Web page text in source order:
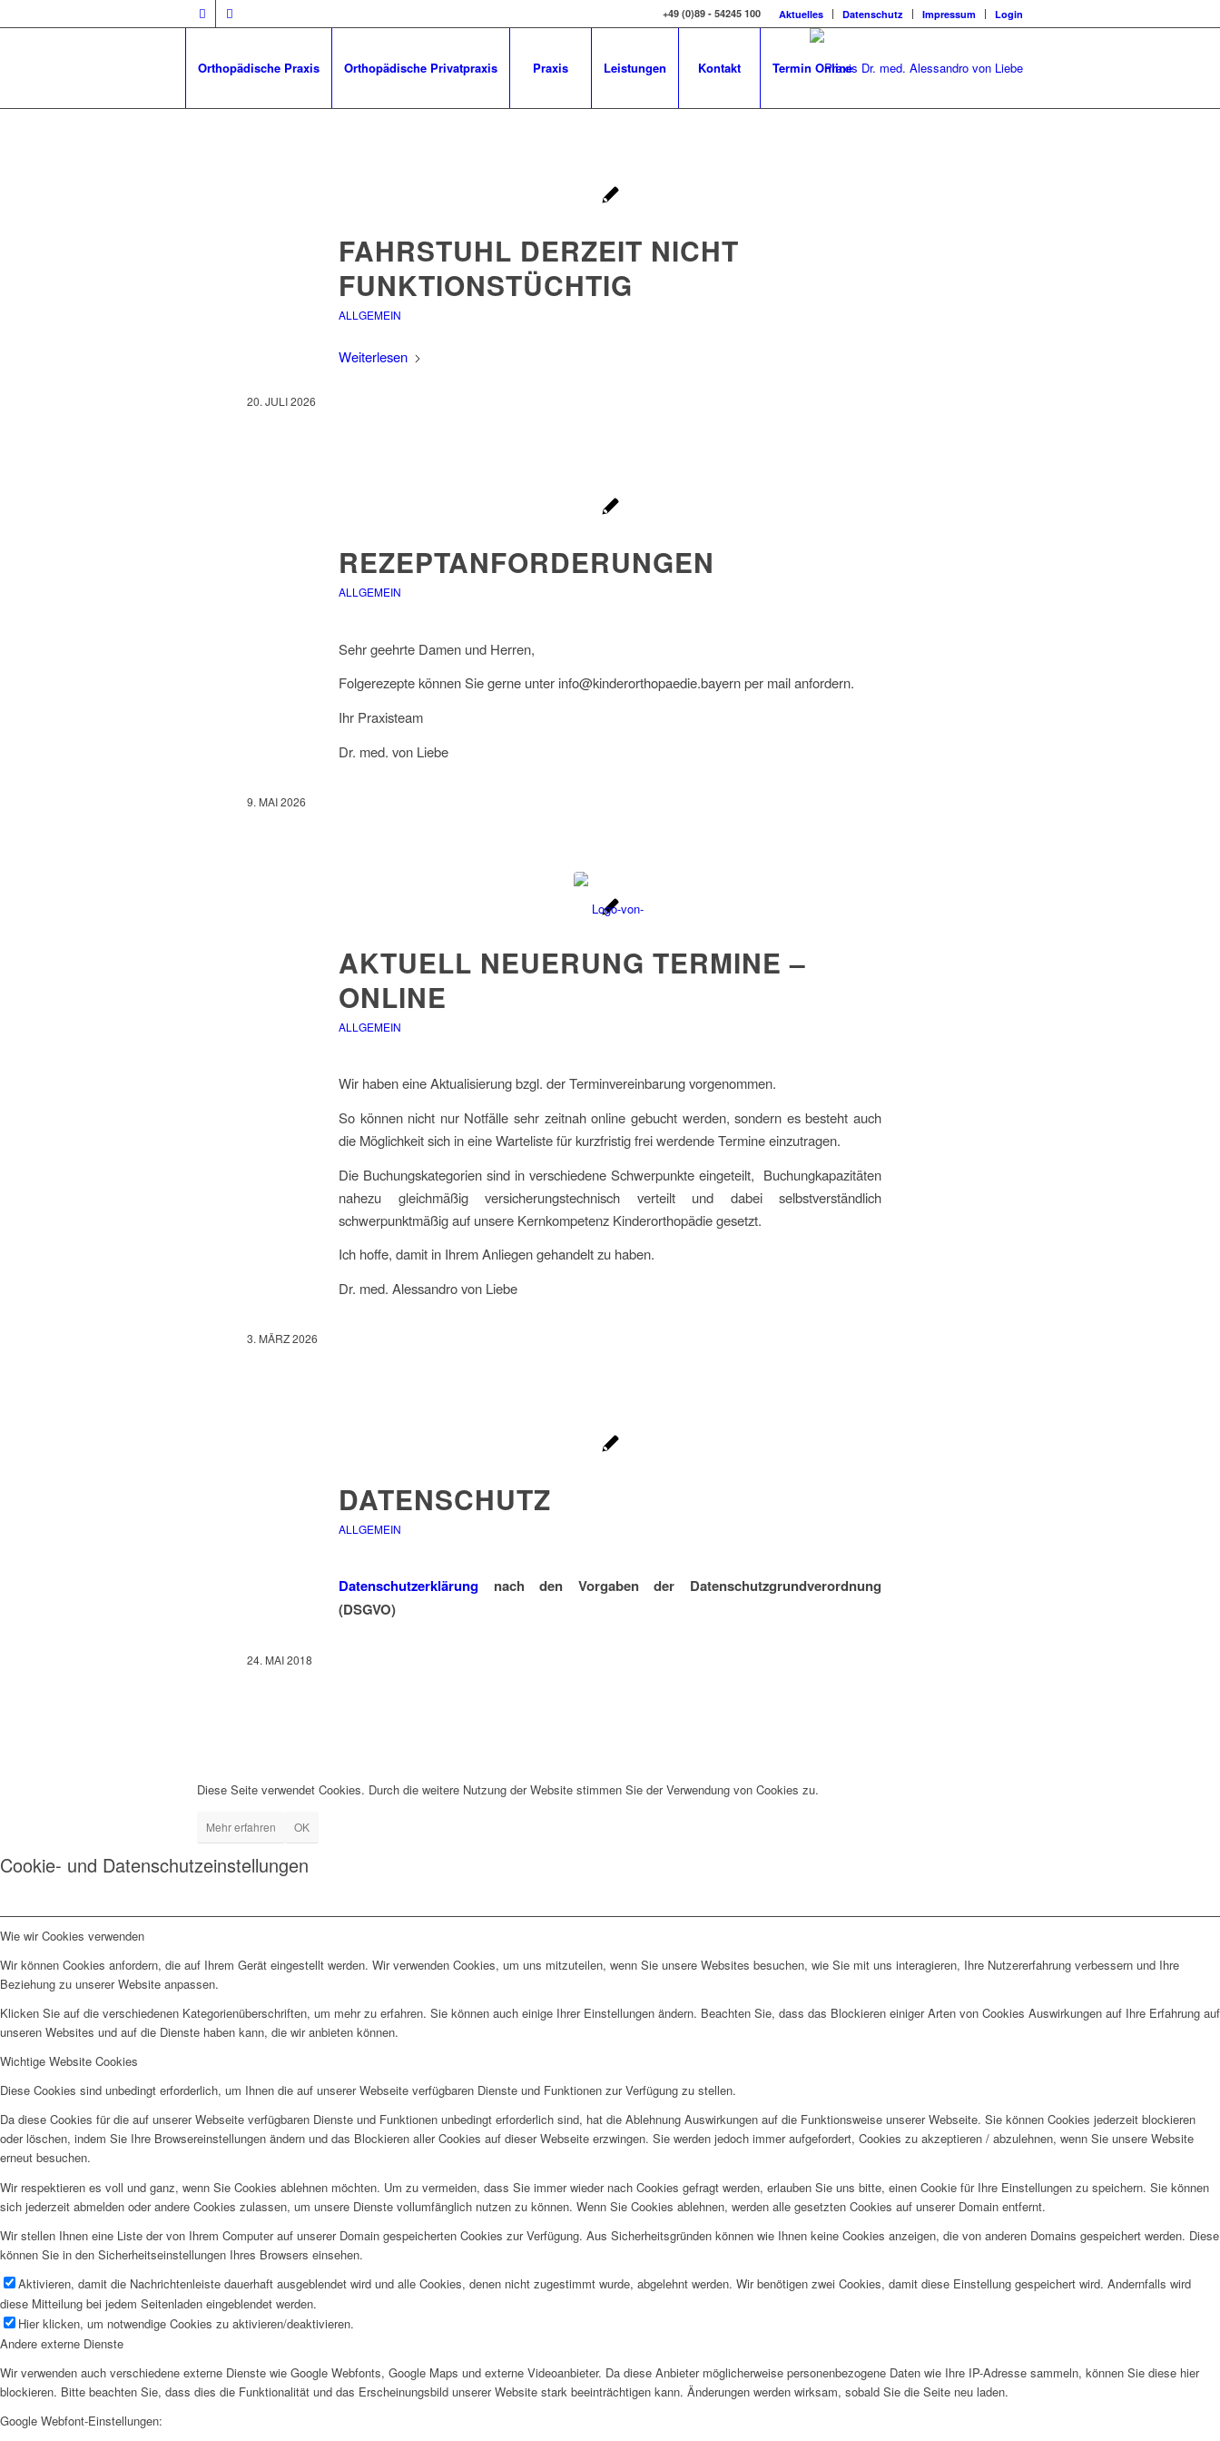
Aktuelles Datenschutz Impressum Login
+49 (0)89 - 54245 100
Orthopädische Praxis Orthopädische Privatpraxis Praxis Leistungen Kontakt Termin Online
FAHRSTUHL DERZEIT NICHT
FUNKTIONSTÜCHTIG
ALLGEMEIN
Weiterlesen
20. JULI 2026
REZEPTANFORDERUNGEN
ALLGEMEIN
Sehr geehrte Damen und Herren,
Folgerezepte können Sie gerne unter info@kinderorthopaedie.bayern per mail anfordern.
Ihr Praxisteam
Dr. med. von Liebe
9. MAI 2026
AKTUELL NEUERUNG TERMINE –
ONLINE
ALLGEMEIN
Wir haben eine Aktualisierung bzgl. der Terminvereinbarung vorgenommen.
So können nicht nur Notfälle sehr zeitnah online gebucht werden, sondern es besteht auch
die Möglichkeit sich in eine Warteliste für kurzfristig frei werdende Termine einzutragen.
Die Buchungskategorien sind in verschiedene Schwerpunkte eingeteilt, Buchungkapazitäten
nahezu gleichmäßig versicherungstechnisch verteilt und dabei selbstverständlich
schwerpunktmäßig auf unsere Kernkompetenz Kinderorthopädie gesetzt.
Ich hoffe, damit in Ihrem Anliegen gehandelt zu haben.
Dr. med. Alessandro von Liebe
3. MÄRZ 2026
DATENSCHUTZ
ALLGEMEIN
Datenschutzerklärung nach den Vorgaben der Datenschutzgrundverordnung
(DSGVO)
24. MAI 2018
Diese Seite verwendet Cookies. Durch die weitere Nutzung der Website stimmen Sie der Verwendung von Cookies zu.
Mehr erfahren OK
Cookie- und Datenschutzeinstellungen
Wie wir Cookies verwenden
Wir können Cookies anfordern, die auf Ihrem Gerät eingestellt werden. Wir verwenden Cookies, um uns mitzuteilen, wenn Sie unsere Websites besuchen, wie Sie mit uns interagieren, Ihre Nutzererfahrung verbessern und Ihre
Beziehung zu unserer Website anpassen.
Klicken Sie auf die verschiedenen Kategorienüberschriften, um mehr zu erfahren. Sie können auch einige Ihrer Einstellungen ändern. Beachten Sie, dass das Blockieren einiger Arten von Cookies Auswirkungen auf Ihre Erfahrung auf
unseren Websites und auf die Dienste haben kann, die wir anbieten können.
Wichtige Website Cookies
Diese Cookies sind unbedingt erforderlich, um Ihnen die auf unserer Webseite verfügbaren Dienste und Funktionen zur Verfügung zu stellen.
Da diese Cookies für die auf unserer Webseite verfügbaren Dienste und Funktionen unbedingt erforderlich sind, hat die Ablehnung Auswirkungen auf die Funktionsweise unserer Webseite. Sie können Cookies jederzeit blockieren
oder löschen, indem Sie Ihre Browsereinstellungen ändern und das Blockieren aller Cookies auf dieser Webseite erzwingen. Sie werden jedoch immer aufgefordert, Cookies zu akzeptieren / abzulehnen, wenn Sie unsere Website
erneut besuchen.
Wir respektieren es voll und ganz, wenn Sie Cookies ablehnen möchten. Um zu vermeiden, dass Sie immer wieder nach Cookies gefragt werden, erlauben Sie uns bitte, einen Cookie für Ihre Einstellungen zu speichern. Sie können
sich jederzeit abmelden oder andere Cookies zulassen, um unsere Dienste vollumfänglich nutzen zu können. Wenn Sie Cookies ablehnen, werden alle gesetzten Cookies auf unserer Domain entfernt.
Wir stellen Ihnen eine Liste der von Ihrem Computer auf unserer Domain gespeicherten Cookies zur Verfügung. Aus Sicherheitsgründen können wie Ihnen keine Cookies anzeigen, die von anderen Domains gespeichert werden. Diese
können Sie in den Sicherheitseinstellungen Ihres Browsers einsehen.
Aktivieren, damit die Nachrichtenleiste dauerhaft ausgeblendet wird und alle Cookies, denen nicht zugestimmt wurde, abgelehnt werden. Wir benötigen zwei Cookies, damit diese Einstellung gespeichert wird. Andernfalls wird
diese Mitteilung bei jedem Seitenladen eingeblendet werden.
Hier klicken, um notwendige Cookies zu aktivieren/deaktivieren.
Andere externe Dienste
Wir verwenden auch verschiedene externe Dienste wie Google Webfonts, Google Maps und externe Videoanbieter. Da diese Anbieter möglicherweise personenbezogene Daten wie Ihre IP-Adresse sammeln, können Sie diese hier
blockieren. Bitte beachten Sie, dass dies die Funktionalität und das Erscheinungsbild unserer Website stark beeinträchtigen kann. Änderungen werden wirksam, sobald Sie die Seite neu laden.
Google Webfont-Einstellungen: